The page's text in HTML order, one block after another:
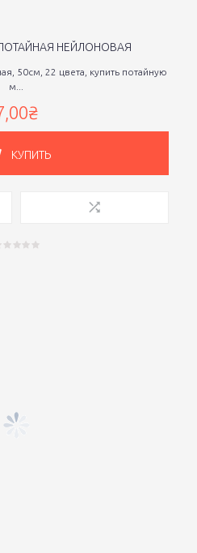
НЕЙЛОНОВАЯ
50см, 22 цвета, купить потайную
м...
КУПИТЬ